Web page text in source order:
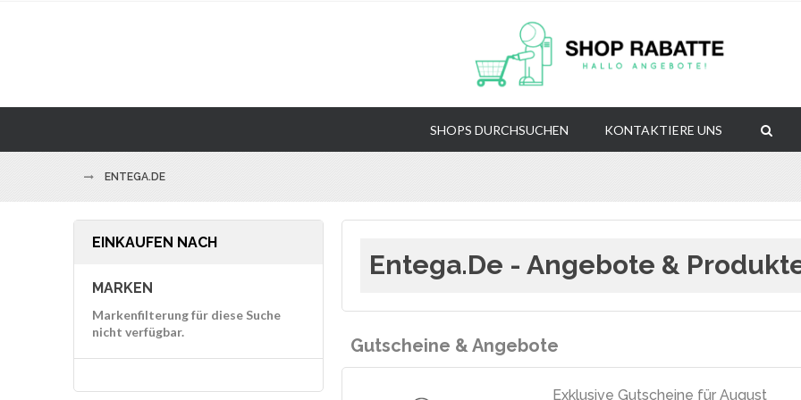
SHOPS DURCHSUCHEN KONTAKTIERE UNS
ENTEGA.DE
Entega.de - Angebote &
Gutscheine & Angebote
Exklusive Gutscheine für August
EINKAUFEN NACH
MARKEN
Markenfilterung für diese Suche
nicht verfügbar.